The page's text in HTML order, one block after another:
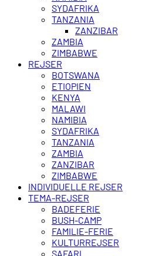
SYDAFRIKA
TANZANIA
ZANZIBAR
ZAMBIA
ZIMBABWE
REJSER
BOTSWANA
ETIOPIEN
KENYA
MALAWI
NAMIBIA
SYDAFRIKA
TANZANIA
ZAMBIA
ZANZIBAR
ZIMBABWE
INDIVIDUELLE REJSER
TEMA-REJSER
BADEFERIE
BUSH-CAMP
FAMILIE-FERIE
KULTURREJSER
SAFARI